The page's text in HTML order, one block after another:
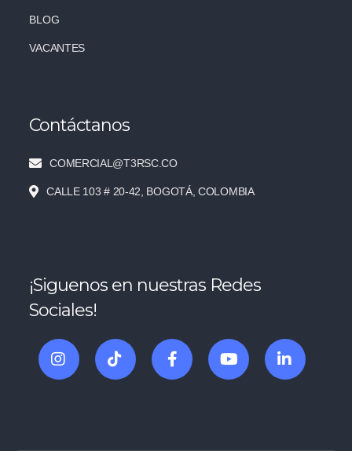
BLOG
VACANTES
Contáctanos
COMERCIAL@T3RSC.CO
CALLE 103 # 20-42, BOGOTÁ, COLOMBIA
¡Siguenos en nuestras Redes
Sociales!